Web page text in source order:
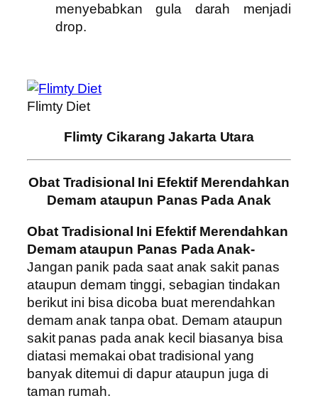
menyebabkan gula darah menjadi
drop.
Flimty Diet
Flimty Cikarang Jakarta Utara
Obat Tradisional Ini Efektif Merendahkan
Demam ataupun Panas Pada Anak
Obat Tradisional Ini Efektif Merendahkan
Demam ataupun Panas Pada Anak-
Jangan panik pada saat anak sakit panas
ataupun demam tinggi, sebagian tindakan
berikut ini bisa dicoba buat merendahkan
demam anak tanpa obat. Demam ataupun
sakit panas pada anak kecil biasanya bisa
diatasi memakai obat tradisional yang
banyak ditemui di dapur ataupun juga di
taman rumah.